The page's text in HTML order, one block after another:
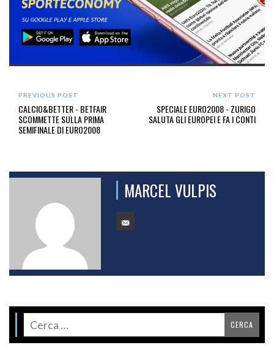
PREVIOUS POST
CALCIO&BETTER - BETFAIR
SCOMMETTE SULLA PRIMA
SEMIFINALE DI EURO2008
NEXT POST
SPECIALE EURO2008 - ZURIGO
SALUTA GLI EUROPEI E FA I CONTI
MARCEL VULPIS